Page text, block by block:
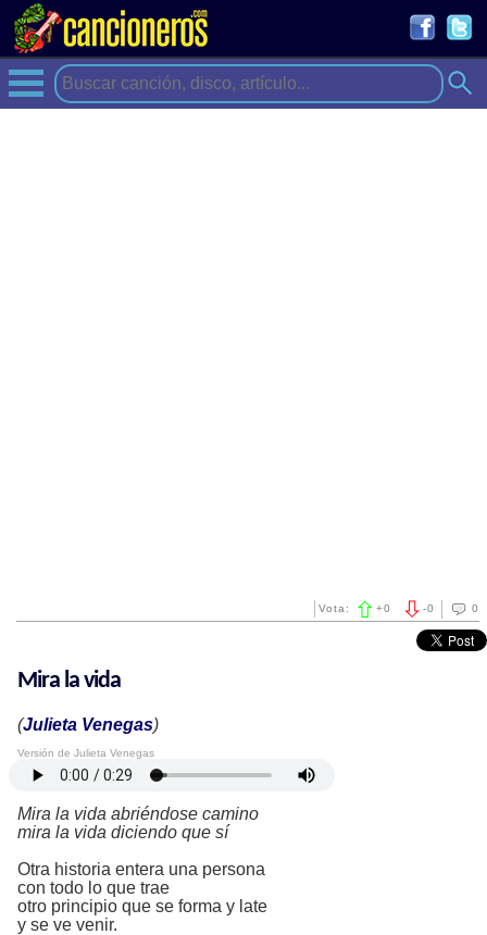
0
-0
Vota: +0
Mira la vida
(Julieta Venegas)
Versión de Julieta Venegas
Mira la vida abriéndose camino
mira la vida diciendo que sí
Otra historia entera una persona
con todo lo que trae
otro principio que se forma y late
y se ve venir.